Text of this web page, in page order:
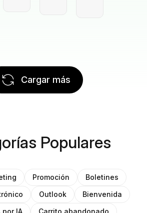
Cargar más
Populares
Promoción
Boletines
Outlook
Bienvenida
por IA
Carrito abandonado